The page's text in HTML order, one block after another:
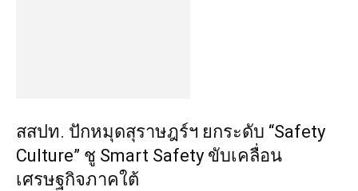
สสปท. ปักหมุดสุราษฎร์ฯ ยกระดับ “Safety
Culture” ชู Smart Safety ขับเคลื่อน
เศรษฐกิจภาคใต้